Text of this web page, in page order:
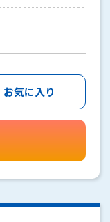
お気に入り